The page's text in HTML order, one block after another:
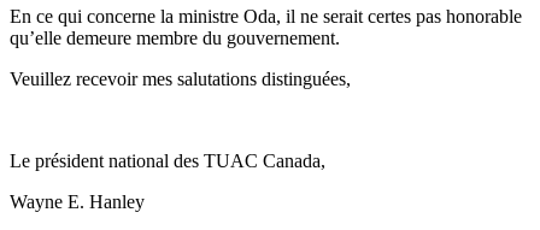
En ce qui concerne la ministre Oda, il ne serait certes pas honorable
qu’elle demeure membre du gouvernement.
Veuillez recevoir mes salutations distinguées,
Le président national des TUAC Canada,
Wayne E. Hanley